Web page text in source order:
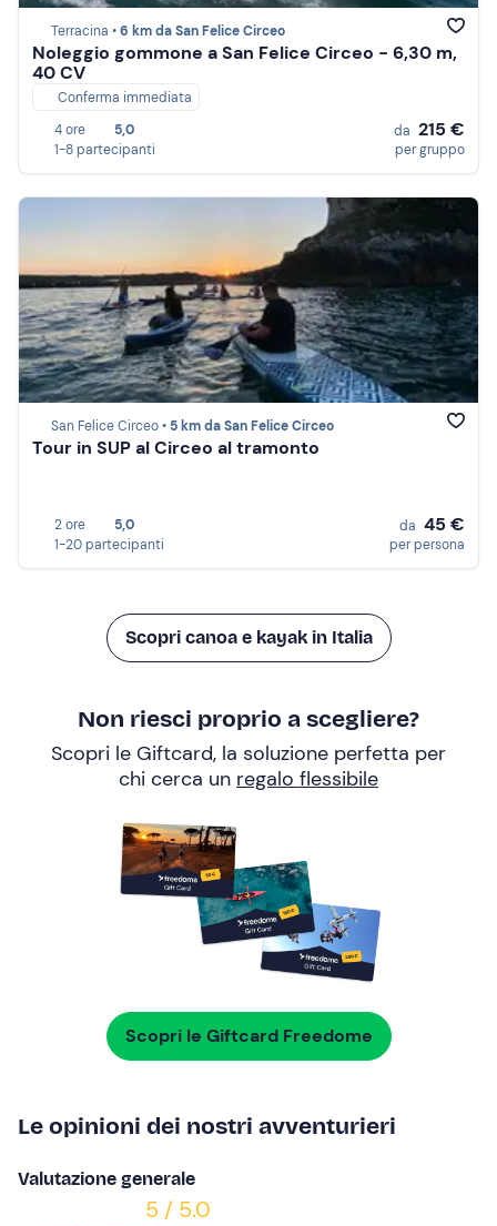
Terracina •6 km da San Felice Circeo
Noleggio gommone a San Felice Circeo - 6,30 m,
40 CV
Conferma immediata
4 ore
5,0
1-8 partecipanti
da 215 €
per gruppo
San Felice Circeo • 5 km da San Felice Circeo
Tour in SUP al Circeo al tramonto
2 ore
5,0
1-20 partecipanti
da 45 €
per persona
Scopri canoa e kayak in Italia
Non riesci proprio a scegliere?
Scopri le Giftcard, la soluzione perfetta per
chi cerca un regalo flessibile
Scopri le Giftcard Freedome
Le opinioni dei nostri avventurieri
Valutazione generale
5 / 5.0